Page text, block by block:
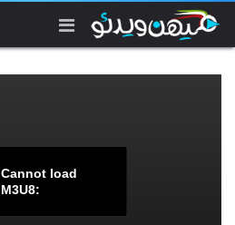
Cannot load
M3U8: